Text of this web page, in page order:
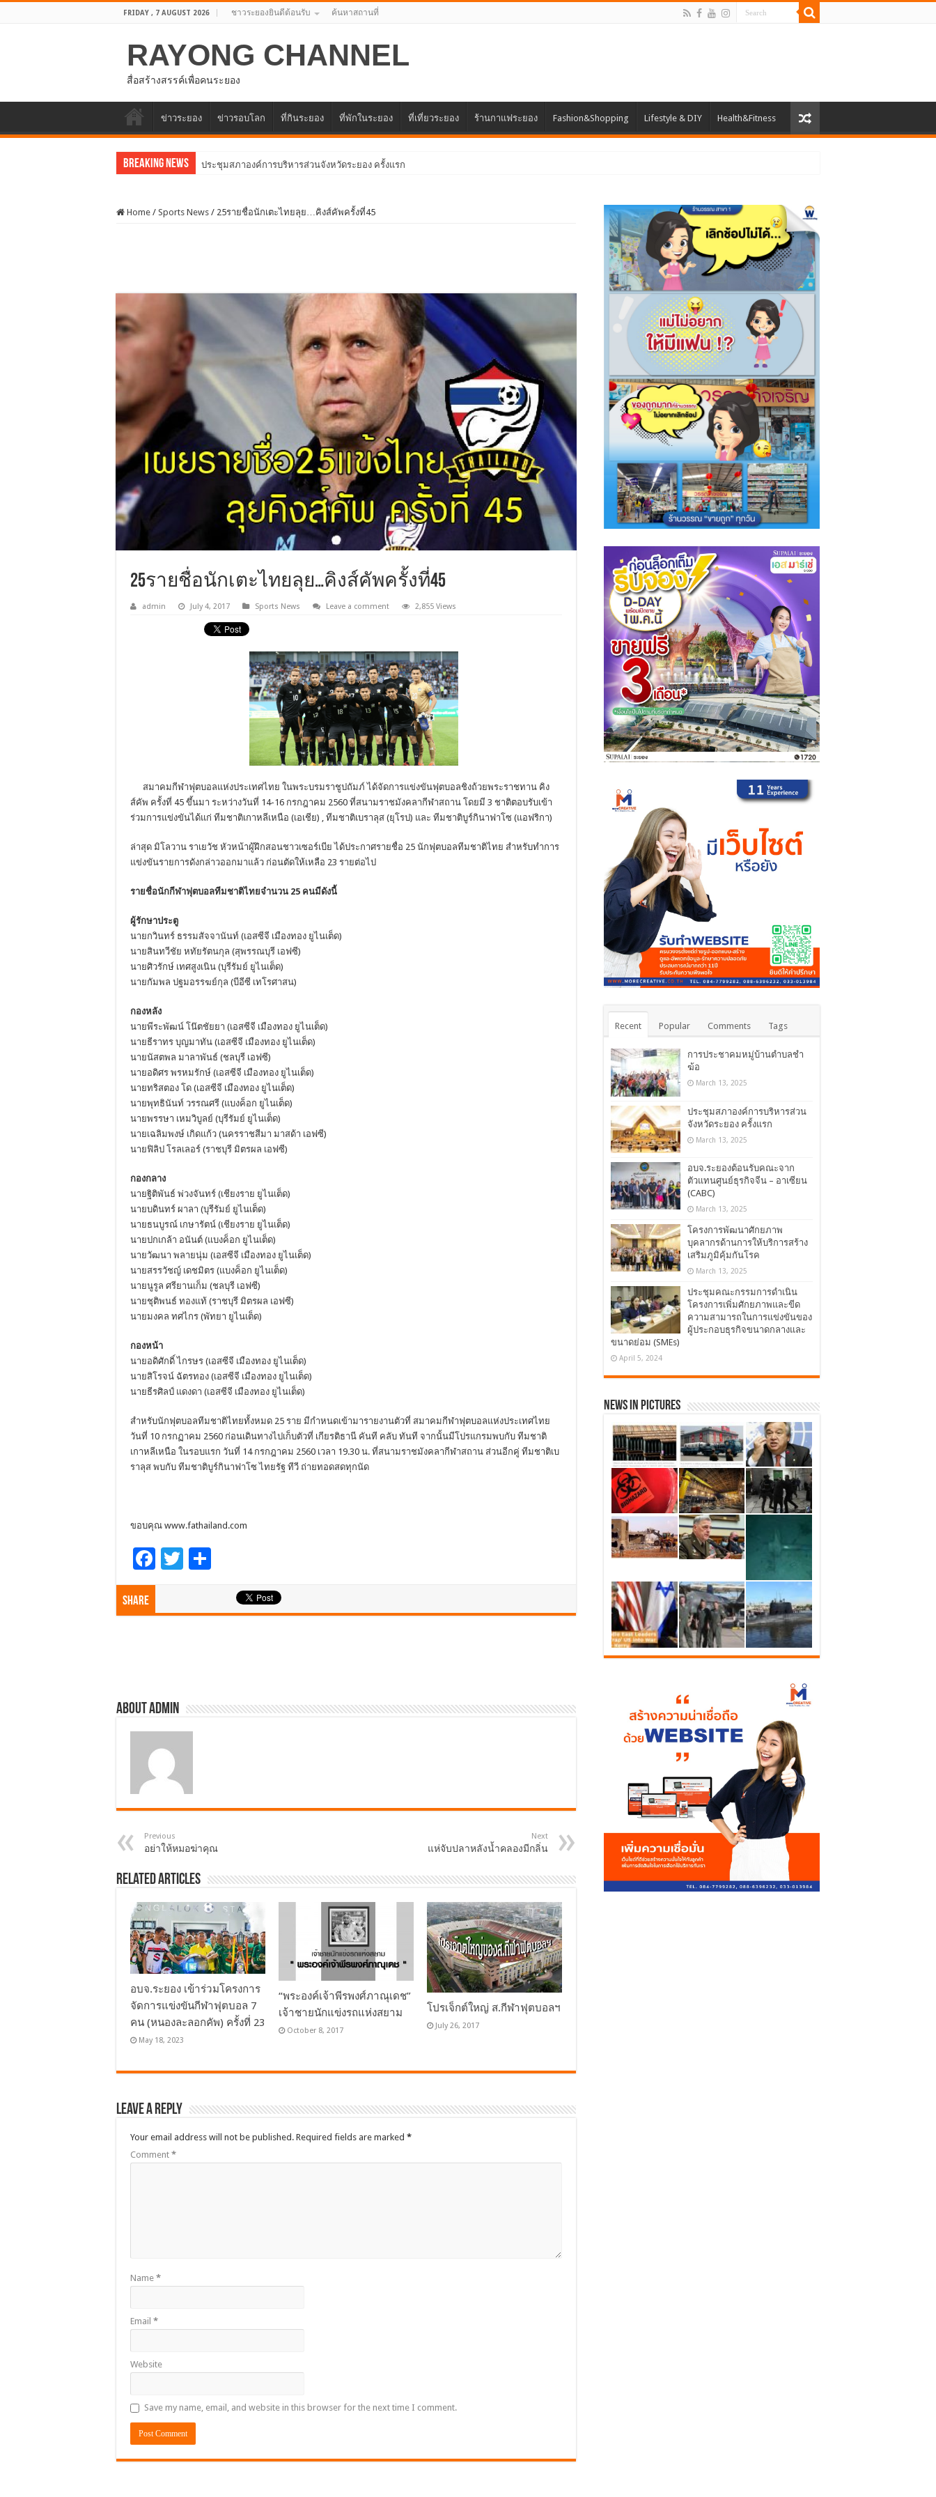
FRIDAY , 7 AUGUST 2026 ชาวระยองยินดีต้อนรับ ค้นหาสถานที่
RAYONG CHANNEL
สื่อสร้างสรรค์เพื่อคนระยอง
ข่าวระยอง ข่าวรอบโลก ที่กินระยอง ที่พักในระยอง ที่เที่ยวระยอง ร้านกาแฟระยอง Fashion&Shopping Lifestyle & DIY Health&Fitness
Breaking News อบจ.ระยองต้อนรับ
Home / Sports News / 25รายชื่อนักเตะไทยลุย…คิงส์คัพครั้งที่45
25รายชื่อนักเตะไทยลุย…คิงส์คัพครั้งที่45
admin July 4, 2017 Sports News Leave a comment 2,855 Views
สมาคมกีฬาฟุตบอลแห่งประเทศไทย ในพระบรมราชูปถัมภ์ ได้จัดการแข่งขันฟุตบอลชิงถ้วยพระราชทาน คิง
ส์คัพ ครั้งที่ 45 ขึ้นมา ระหว่างวันที่ 14-16 กรกฎาคม 2560 ที่สนามราชมังคลากีฬาสถาน โดยมี 3 ชาติตอบรับเข้า
ร่วมการแข่งขันได้แก่ ทีมชาติเกาหลีเหนือ (เอเชีย) , ทีมชาติเบราลุส (ยุโรป) และ ทีมชาติบูร์กินาฟาโซ (แอฟริกา)
ล่าสุด มิโลวาน ราเยวัช หัวหน้าผู้ฝึกสอนชาวเซอร์เบีย ได้ประกาศรายชื่อ 25 นักฟุตบอลทีมชาติไทย สำหรับทำการ
แข่งขันรายการดังกล่าวออกมาแล้ว ก่อนตัดให้เหลือ 23 รายต่อไป
รายชื่อนักกีฬาฟุตบอลทีมชาติไทยจำนวน 25 คนมีดังนี้
ผู้รักษาประตู
นายกวินทร์ ธรรมสัจจานันท์ (เอสซีจี เมืองทอง ยูไนเต็ด)
นายสินทวีชัย หทัยรัตนกุล (สุพรรณบุรี เอฟซี)
นายศิวรักษ์ เทศสูงเนิน (บุรีรัมย์ ยูไนเต็ด)
นายกัมพล ปฐมอรรฆย์กุล (บีอีซี เทโรศาสน)
กองหลัง
นายพีระพัฒน์ โน๊ตชัยยา (เอสซีจี เมืองทอง ยูไนเต็ด)
นายธีราทร บุญมาทัน (เอสซีจี เมืองทอง ยูไนเต็ด)
นายนัสตพล มาลาพันธ์ (ชลบุรี เอฟซี)
นายอดิศร พรหมรักษ์ (เอสซีจี เมืองทอง ยูไนเต็ด)
นายทริสตอง โด (เอสซีจี เมืองทอง ยูไนเต็ด)
นายพุทธินันท์ วรรณศรี (แบงค็อก ยูไนเต็ด)
นายพรรษา เหมวิบูลย์ (บุรีรัมย์ ยูไนเต็ด)
นายเฉลิมพงษ์ เกิดแก้ว (นครราชสีมา มาสด้า เอฟซี)
นายฟิลิป โรลเลอร์ (ราชบุรี มิตรผล เอฟซี)
กองกลาง
นายฐิติพันธ์ พ่วงจันทร์ (เชียงราย ยูไนเต็ด)
นายบดินทร์ ผาลา (บุรีรัมย์ ยูไนเต็ด)
นายธนบูรณ์ เกษารัตน์ (เชียงราย ยูไนเต็ด)
นายปกเกล้า อนันต์ (แบงค็อก ยูไนเต็ด)
นายวัฒนา พลายนุ่ม (เอสซีจี เมืองทอง ยูไนเต็ด)
นายสรรวัชญ์ เดชมิตร (แบงค็อก ยูไนเต็ด)
นายนูรูล ศรียานเก็ม (ชลบุรี เอฟซี)
นายชุติพนธ์ ทองแท้ (ราชบุรี มิตรผล เอฟซี)
นายมงคล ทศไกร (พัทยา ยูไนเต็ด)
กองหน้า
นายอดิศักดิ์ ไกรษร (เอสซีจี เมืองทอง ยูไนเต็ด)
นายสิโรจน์ ฉัตรทอง (เอสซีจี เมืองทอง ยูไนเต็ด)
นายธีรศิลป์ แดงดา (เอสซีจี เมืองทอง ยูไนเต็ด)
สำหรับนักฟุตบอลทีมชาติไทยทั้งหมด 25 ราย มีกำหนดเข้ามารายงานตัวที่ สมาคมกีฬาฟุตบอลแห่งประเทศไทย
วันที่ 10 กรกฏาคม 2560 ก่อนเดินทางไปเก็บตัวที่ เกียรติธานี คันที คลับ ทันที จากนั้นมีโปรแกรมพบกับ ทีมชาติ
เกาหลีเหนือ ในรอบแรก วันที่ 14 กรกฎาคม 2560 เวลา 19.30 น. ที่สนามราชมังคลากีฬาสถาน ส่วนอีกคู่ ทีมชาติเบ
ราลุส พบกับ ทีมชาติบูร์กินาฟาโซ ไทยรัฐ ทีวี ถ่ายทอดสดทุกนัด
ขอบคุณ www.fathailand.com
F
T
Share
About admin
Previous
อย่าให้หมอฆ่าคุณ
Next
แห่จับปลาหลังน้ำคลองมีกลิ่น
Related Articles
อบจ.ระยอง เข้าร่วมโครงการ
จัดการแข่งขันกีฬาฟุตบอล 7
คน (หนองละลอกคัพ) ครั้งที่ 23
May 18, 2023
“พระองค์เจ้าพีรพงศ์ภาณุเดช”
เจ้าชายนักแข่งรถแห่งสยาม
October 8, 2017
โปรเจ็กต์ใหญ่ ส.กีฬาฟุตบอลฯ
July 26, 2017
Leave a Reply
Your email address will not be published. Required fields are marked *
Comment *
Name *
Email *
Website
Save my name, email, and website in this browser for the next time I comment.
Recent Popular Comments Tags
การประชาคมหมู่บ้านตำบลชำ
ฆ้อ
March 13, 2025
ประชุมสภาองค์การบริหารส่วน
จังหวัดระยอง ครั้งแรก
March 13, 2025
อบจ.ระยองต้อนรับคณะจาก
ตัวแทนศูนย์ธุรกิจจีน – อาเซียน
(CABC)
March 13, 2025
โครงการพัฒนาศักยภาพ
บุคลากรด้านการให้บริการสร้าง
เสริมภูมิคุ้มกันโรค
March 13, 2025
ประชุมคณะกรรมการดำเนิน
โครงการเพิ่มศักยภาพและขีด
ความสามารถในการแข่งขันของ
ผู้ประกอบธุรกิจขนาดกลางและ
ขนาดย่อม (SMEs)
April 5, 2024
News in Pictures